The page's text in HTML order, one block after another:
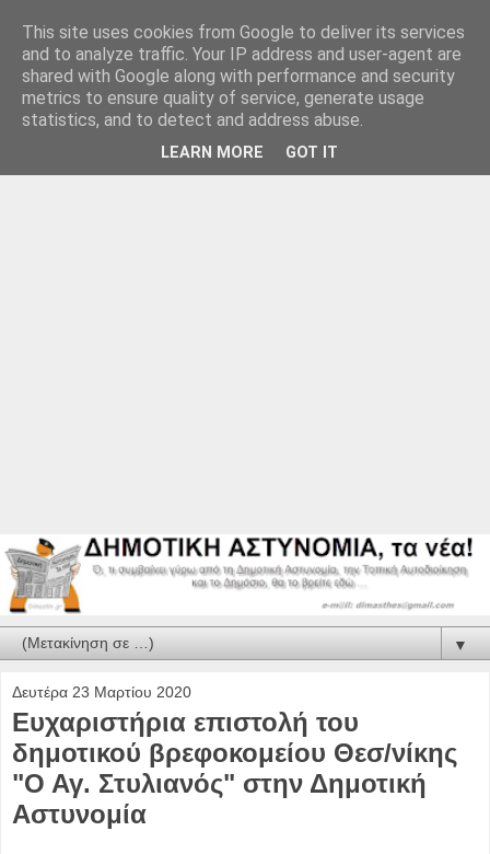
▼
Δευτέρα 23 Μαρτίου 2020
Ευχαριστήρια επιστολή του
δημοτικού βρεφοκομείου Θεσ/νίκης
"Ο Αγ. Στυλιανός" στην Δημοτική
Αστυνομία
This site uses cookies from Google to deliver its services
and to analyze traffic. Your IP address and user-agent are
shared with Google along with performance and security
metrics to ensure quality of service, generate usage
statistics, and to detect and address abuse.
LEARN MORE GOT IT